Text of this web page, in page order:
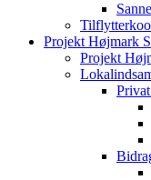
Projekt Højmark
Projekt